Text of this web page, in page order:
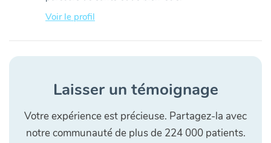
Voir le profil
Laisser un témoignage
Votre expérience est précieuse. Partagez-la avec
notre communauté de plus de 224 000 patients.